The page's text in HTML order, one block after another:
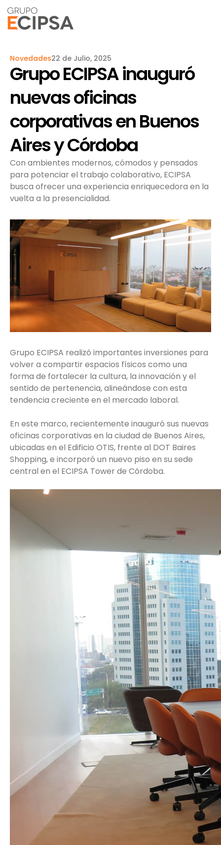
Novedades22 de Julio, 2025
Grupo ECIPSA inauguró
nuevas oficinas
corporativas en Buenos
Aires y Córdoba
Con ambientes modernos, cómodos y pensados
para potenciar el trabajo colaborativo, ECIPSA
busca ofrecer una experiencia enriquecedora en la
vuelta a la presencialidad.
Grupo ECIPSA realizó importantes inversiones para
volver a compartir espacios físicos como una
forma de fortalecer la cultura, la innovación y el
sentido de pertenencia, alineándose con esta
tendencia creciente en el mercado laboral.
En este marco, recientemente inauguró sus nuevas
oficinas corporativas en la ciudad de Buenos Aires,
ubicadas en el Edificio OTIS, frente al DOT Baires
Shopping, e incorporó un nuevo piso en su sede
central en el ECIPSA Tower de Córdoba.